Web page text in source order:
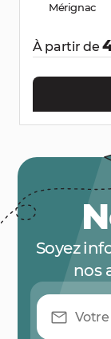
Mérignac
À partir de
Soyez
nos